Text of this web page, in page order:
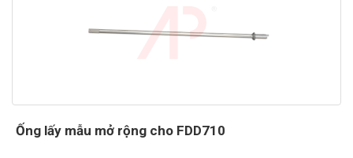
Ống lấy mẫu mở rộng cho FDD710